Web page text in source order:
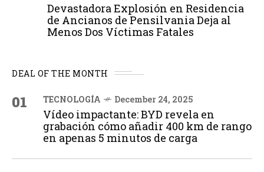
Devastadora Explosión en Residencia
de Ancianos de Pensilvania Deja al
Menos Dos Víctimas Fatales
DEAL OF THE MONTH
01 TECNOLOGÍA December 24, 2025
Vídeo impactante: BYD revela en
grabación cómo añadir 400 km de rango
en apenas 5 minutos de carga